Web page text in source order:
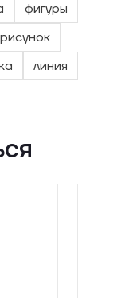
фигуры
рисунок
линия